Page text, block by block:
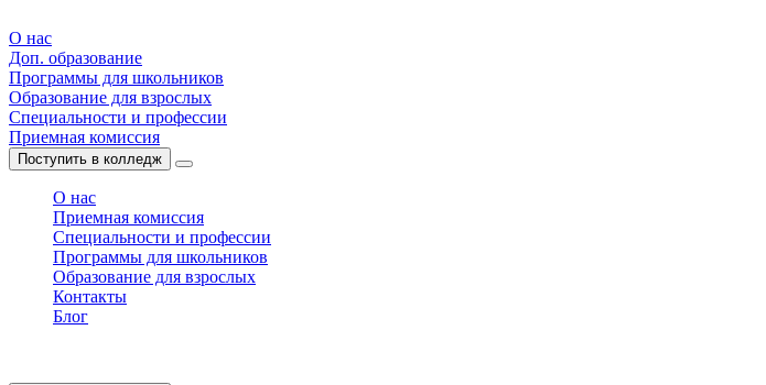
О нас
Доп. образование
Программы для школьников
Образование для взрослых
Специальности и профессии
Приемная комиссия
Поступить в колледж
О нас
Приемная комиссия
Специальности и профессии
Программы для школьников
Образование для взрослых
Контакты
Блог